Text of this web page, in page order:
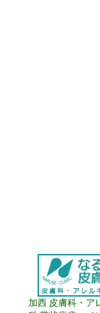
加西 皮膚科・ア